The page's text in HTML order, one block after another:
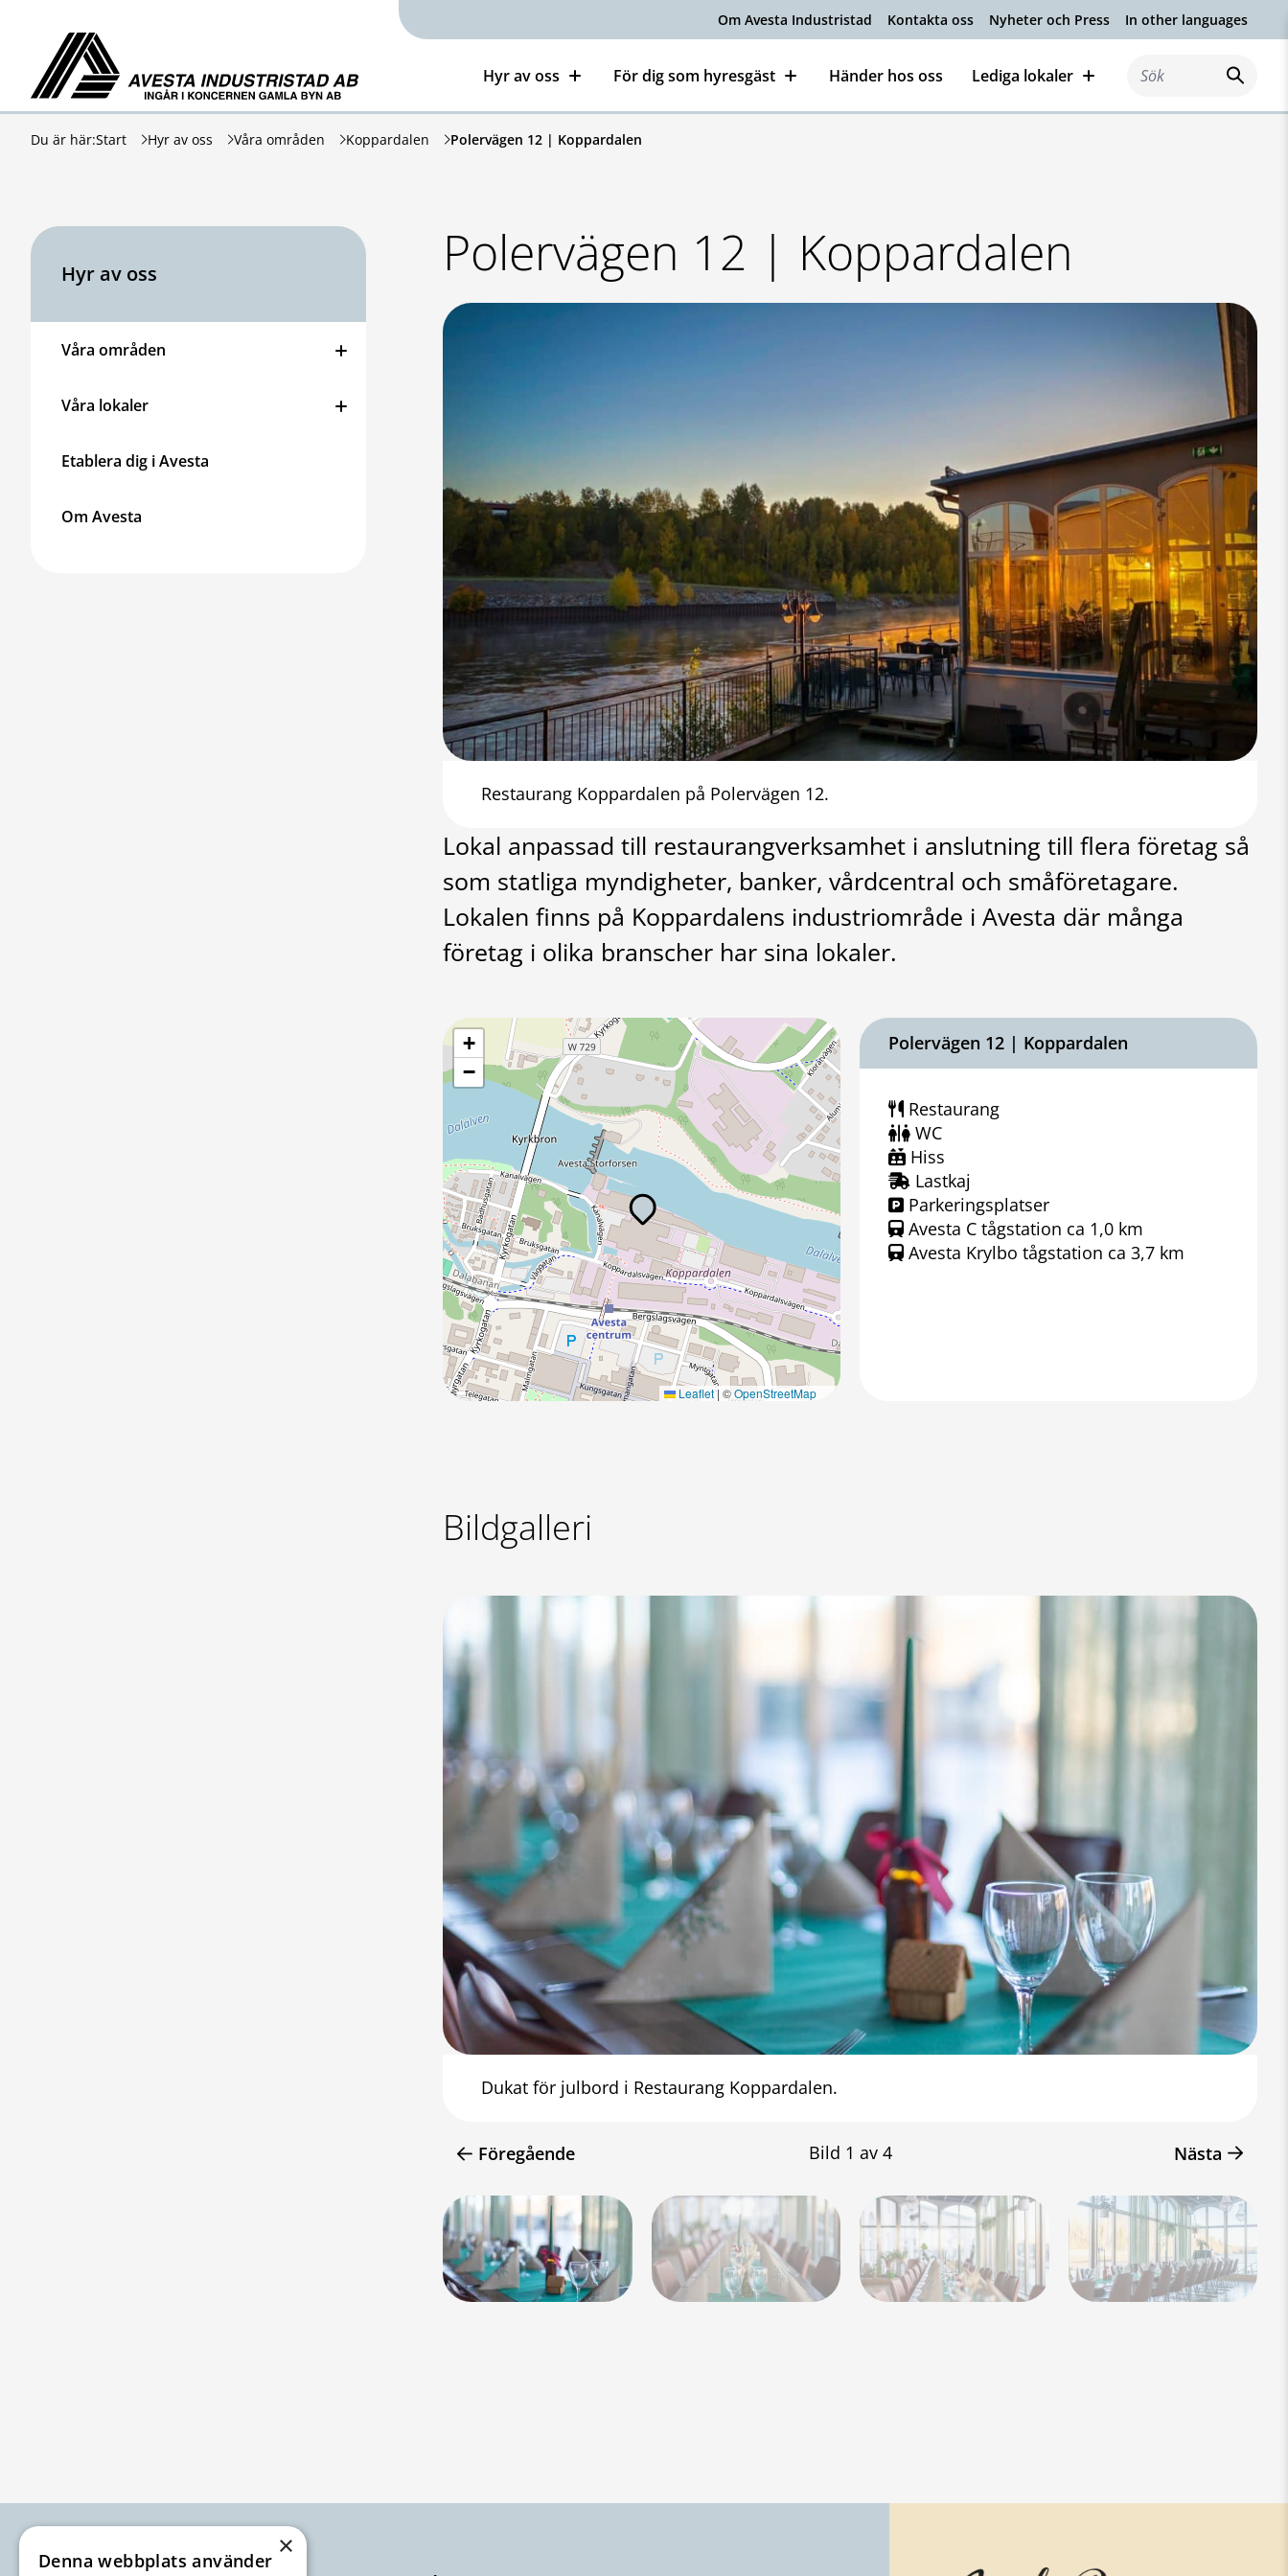
Hoppa till innehåll
Om Avesta Industristad Kontakta oss Nyheter och Press In other languages
Avesta Industristad
Hyr av oss
För dig som hyresgäst Händer hos oss Lediga lokaler Sök efter:
Du är här:Start Hyr av oss Våra områden Koppardalen Polervägen 12 | Koppardalen
Hyr av oss
Våra områden
Våra lokaler
Etablera dig i Avesta
Om Avesta
Polervägen 12 | Koppardalen
Restaurang Koppardalen på Polervägen 12.
Lokal anpassad till restaurangverksamhet i anslutning till flera företag så
som statliga myndigheter, banker, vårdcentral och småföretagare.
Lokalen finns på Koppardalens industriområde i Avesta där många
företag i olika branscher har sina lokaler.
+
−
Leaflet | ©OpenStreetMap
Polervägen 12 | Koppardalen
Restaurang
WC
Hiss
Lastkaj
Parkeringsplatser
Avesta C tågstation ca 1,0 km
Avesta Krylbo tågstation ca 3,7 km
Bildgalleri
Dukat för julbord i Restaurang Koppardalen.
Föregående Bild 1 av 4 Nästa
Sidfot ×
Denna webbplats använder